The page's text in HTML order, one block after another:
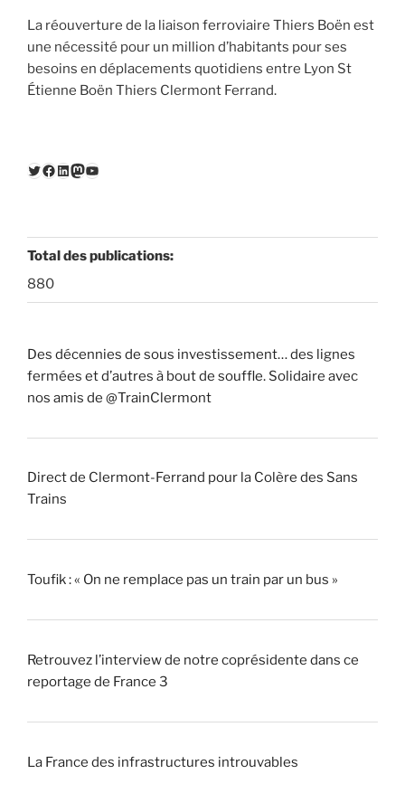
La réouverture de la liaison ferroviaire Thiers Boën est
une nécessité pour un million d’habitants pour ses
besoins en déplacements quotidiens entre Lyon St
Étienne Boën Thiers Clermont Ferrand.
Twitter
Facebook
LinkedIn
Mastodon
YouTube
Total des publications:
880
Des décennies de sous investissement… des lignes
fermées et d’autres à bout de souffle. Solidaire avec
nos amis de @TrainClermont
Direct de Clermont-Ferrand pour la Colère des Sans
Trains
Toufik : « On ne remplace pas un train par un bus »
Retrouvez l’interview de notre coprésidente dans ce
reportage de France 3
La France des infrastructures introuvables